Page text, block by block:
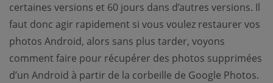
certaines versions et 60 jours dans d’autres versions. Il
faut donc agir rapidement si vous voulez restaurer vos
photos Android, alors sans plus tarder, voyons
comment faire pour récupérer des photos supprimées
d’un Android à partir de la corbeille de Google Photos.